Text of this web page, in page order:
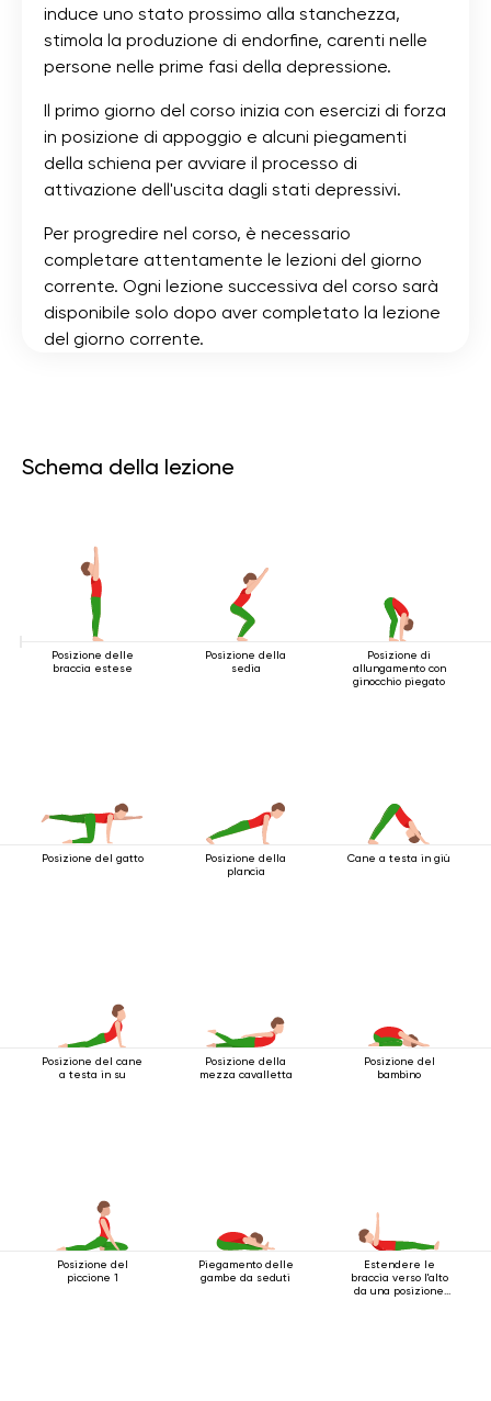
induce uno stato prossimo alla stanchezza,
stimola la produzione di endorfine, carenti nelle
persone nelle prime fasi della depressione.
Il primo giorno del corso inizia con esercizi di forza
in posizione di appoggio e alcuni piegamenti
della schiena per avviare il processo di
attivazione dell'uscita dagli stati depressivi.
Per progredire nel corso, è necessario
completare attentamente le lezioni del giorno
corrente. Ogni lezione successiva del corso sarà
disponibile solo dopo aver completato la lezione
del giorno corrente.
Schema della lezione
Posizione delle
braccia estese
Posizione della
sedia
Posizione di
allungamento con
ginocchio piegato
Posizione del gatto
Posizione della
plancia
Cane a testa in giù
Posizione del cane
a testa in su
Posizione della
mezza cavalletta
Posizione del
bambino
Posizione del
piccione 1
Piegamento delle
gambe da seduti
Estendere le
braccia verso l'alto
da una posizione